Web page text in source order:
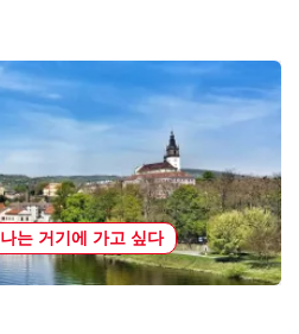
나는 거기에 가고 싶다